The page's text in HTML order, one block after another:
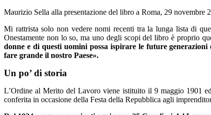
Maurizio Sella alla presentazione del libro a Roma, 29 novembre
Mi rattrista solo non vedere nomi recenti tra la lunga lista di
Onestamente non lo so, ma uno degli scopi del libro è proprio
donne e di questi uomini possa ispirare le future
fare grande il nostro Paese».
Un po’ di storia
L’Ordine al Merito del Lavoro viene istituito il 9 maggio 1901
conferita in occasione della Festa della Repubblica agli